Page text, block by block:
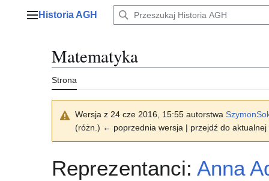
Menu główne
Historia AGH
Matematyka
Strona
Wersja z 24 cze 2016, 15:55 autorstwa
(różn.) ← poprzednia wersja | przejdź do
Reprezentanci: Anna